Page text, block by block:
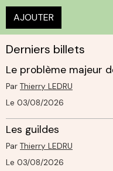
AJOUTER
Derniers billets
Le problème majeur
Par Thierry LEDRU
Le 03/08/2026
Les guildes
Par Thierry LEDRU
Le 03/08/2026